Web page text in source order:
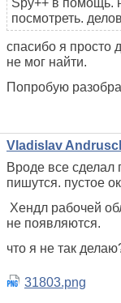
Spy++ в помощь.
посмотреть.
спасибо я просто
не мог найти.
Попробую
Vladislav
Вроде все сделал
пишутся. пустое
Хендл рабочей
не появляются.
что я не так
31803.png